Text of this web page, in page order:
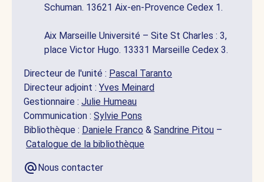
Schuman. 13621 Aix-en-Provence Cedex 1.
Aix Marseille Université – Site St Charles : 3,
place Victor Hugo. 13331 Marseille Cedex 3.
Directeur de l'unité : Pascal Taranto
Directeur adjoint : Yves Meinard
Gestionnaire : Julie Humeau
Communication : Sylvie Pons
Bibliothèque : Daniele Franco & Sandrine Pitou –
Catalogue de la bibliothèque
Nous contacter